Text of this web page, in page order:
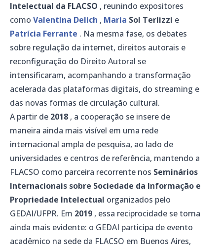
Intelectual da FLACSO , reunindo expositores
como Valentina Delich , Maria Sol Terlizzi e
Patrícia Ferrante . Na mesma fase, os debates
sobre regulação da internet, direitos autorais e
reconfiguração do Direito Autoral se
intensificaram, acompanhando a transformação
acelerada das plataformas digitais, do streaming e
das novas formas de circulação cultural.
A partir de 2018 , a cooperação se insere de
maneira ainda mais visível em uma rede
internacional ampla de pesquisa, ao lado de
universidades e centros de referência, mantendo a
FLACSO como parceira recorrente nos Seminários
Internacionais sobre Sociedade da Informação e
Propriedade Intelectual organizados pelo
GEDAI/UFPR. Em 2019 , essa reciprocidade se torna
ainda mais evidente: o GEDAI participa de evento
acadêmico na sede da FLACSO em Buenos Aires,